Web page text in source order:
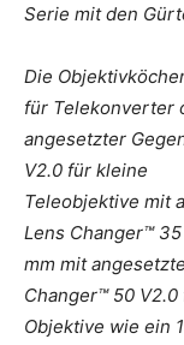
Serie mit den
Die
für Telekonverter
angesetzter
V2.0 für kleine
Teleobjektive mit
Lens Changer™
mm mit
Changer™ 50 V2.0
Objektive wie ein